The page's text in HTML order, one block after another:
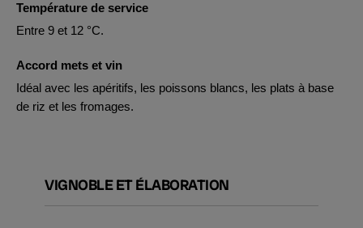
Température de service
Entre 9 et 12 °C.
Accord mets et vin
Idéal avec les apéritifs, les poissons blancs, les plats à base
de riz et les fromages.
VIGNOBLE ET ÉLABORATION